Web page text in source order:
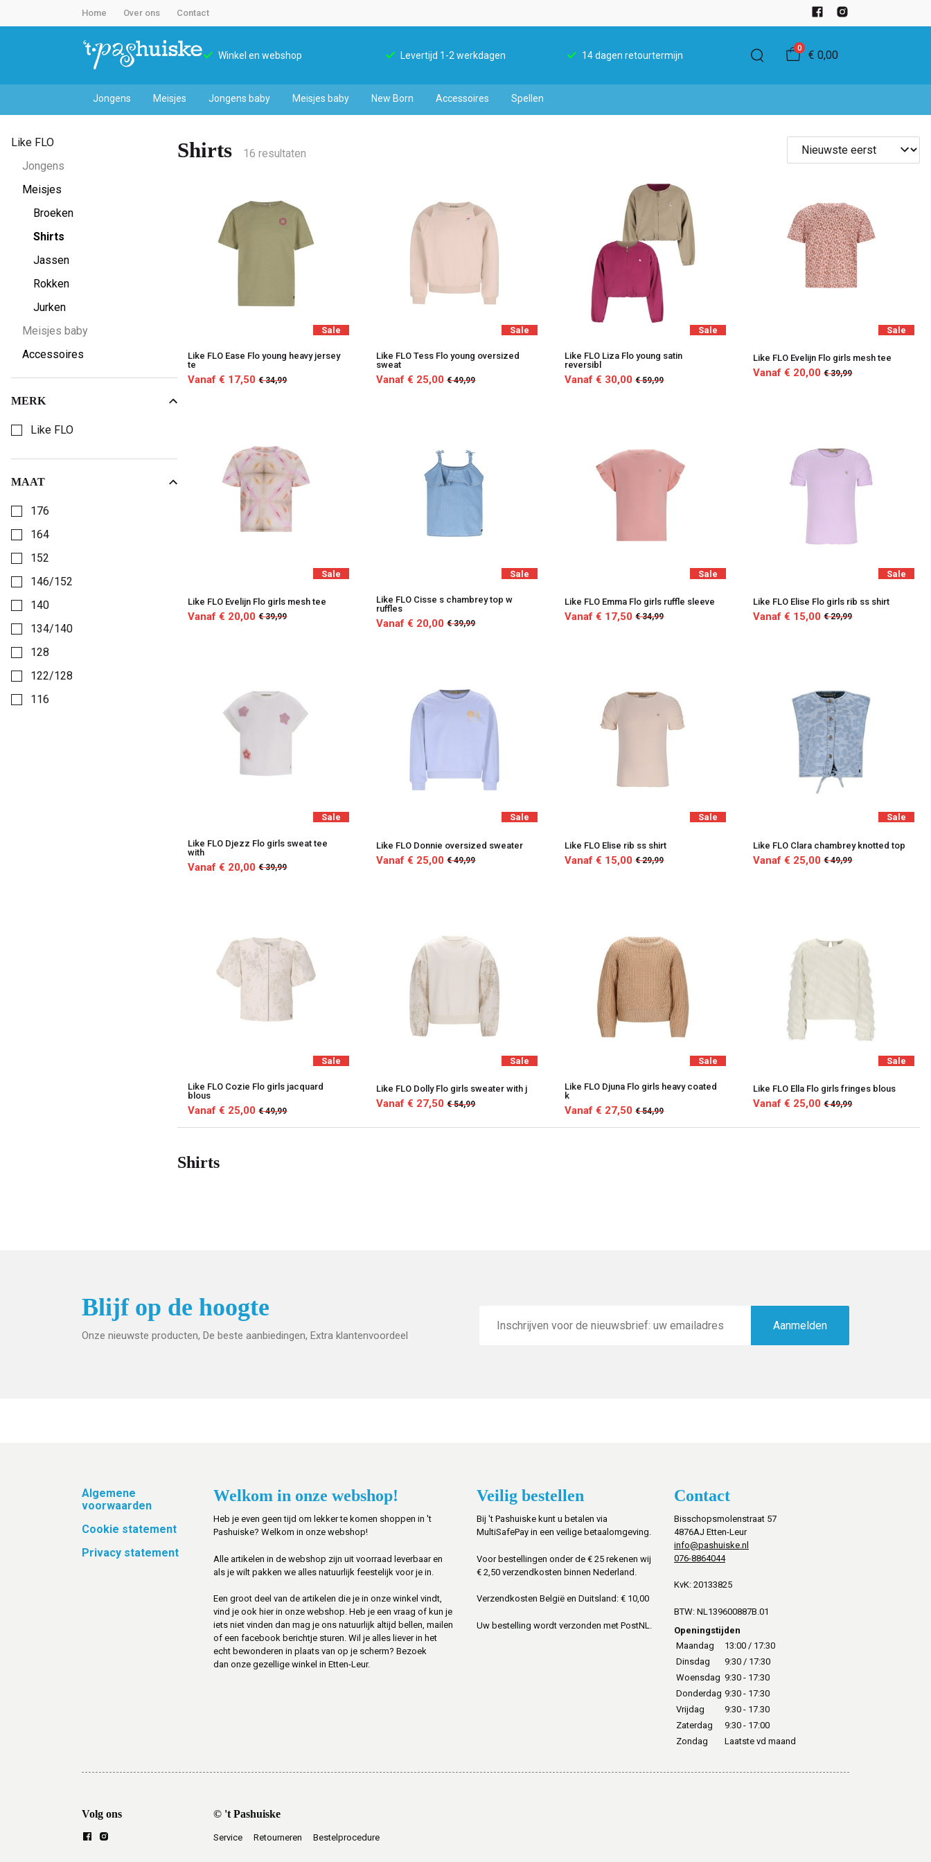
Home Over ons Contact
Winkel en webshop Levertijd 1-2 werkdagen 14 dagen retourtermijn
0
€ 0,00
Jongens Meisjes Jongens baby Meisjes baby New Born Accessoires Spellen
Shirts
Pashuiske
Like FLO
Jongens
Meisjes
Broeken
Shirts
Jassen
Rokken
Jurken
Meisjes baby
Accessoires
MERK
Like FLO
MAAT
176
164
152
146/152
140
134/140
128
122/128
116
Shirts 16 resultaten
Sale
Like FLO Ease Flo young heavy jersey
te
Vanaf € 17,50 € 34,99
Sale
Like FLO Tess Flo young oversized
sweat
Vanaf € 25,00 € 49,99
Sale
Like FLO Liza Flo young satin
reversibl
Vanaf € 30,00 € 59,99
Sale
Like FLO Evelijn Flo girls mesh tee
Vanaf € 20,00 € 39,99
Sale
Like FLO Evelijn Flo girls mesh tee
Vanaf € 20,00 € 39,99
Sale
Like FLO Cisse s chambrey top w
ruffles
Vanaf € 20,00 € 39,99
Sale
Like FLO Emma Flo girls ruffle sleeve
Vanaf € 17,50 € 34,99
Sale
Like FLO Elise Flo girls rib ss shirt
Vanaf € 15,00 € 29,99
Sale
Like FLO Djezz Flo girls sweat tee
with
Vanaf € 20,00 € 39,99
Sale
Like FLO Donnie oversized sweater
Vanaf € 25,00 € 49,99
Sale
Like FLO Elise rib ss shirt
Vanaf € 15,00 € 29,99
Sale
Like FLO Clara chambrey knotted top
Vanaf € 25,00 € 49,99
Sale
Like FLO Cozie Flo girls jacquard
blous
Vanaf € 25,00 € 49,99
Sale
Like FLO Dolly Flo girls sweater with j
Vanaf € 27,50 € 54,99
Sale
Like FLO Djuna Flo girls heavy coated
k
Vanaf € 27,50 € 54,99
Sale
Like FLO Ella Flo girls fringes blous
Vanaf € 25,00 € 49,99
Shirts
Blijf op de hoogte
Onze nieuwste producten, De beste aanbiedingen, Extra klantenvoordeel
mailadres
Aanmelden
Footer
Algemene
voorwaarden
Cookie statement
Privacy statement
Welkom in onze webshop!
Heb je even geen tijd om lekker te komen shoppen in 't
Pashuiske? Welkom in onze webshop!
Alle artikelen in de webshop zijn uit voorraad leverbaar en
als je wilt pakken we alles natuurlijk feestelijk voor je in.
Een groot deel van de artikelen die je in onze winkel vindt,
vind je ook hier in onze webshop. Heb je een vraag of kun je
iets niet vinden dan mag je ons natuurlijk altijd bellen, mailen
of een facebook berichtje sturen. Wil je alles liever in het
echt bewonderen in plaats van op je scherm? Bezoek
dan onze gezellige winkel in Etten-Leur.
Veilig bestellen
Bij 't Pashuiske kunt u betalen via
MultiSafePay in een veilige betaalomgeving.
Voor bestellingen onder de € 25 rekenen wij
€ 2,50 verzendkosten binnen Nederland.
Verzendkosten België en Duitsland: € 10,00
Uw bestelling wordt verzonden met PostNL.
Contact
Bisschopsmolenstraat 57
4876AJ Etten-Leur
info@pashuiske.nl
076-8864044
KvK: 20133825
BTW: NL139600887B.01
Openingstijden
Maandag
13:00 / 17:30
Dinsdag
9:30 / 17:30
Woensdag 9:30 - 17:30
Donderdag 9:30 - 17:30
Vrijdag
9:30 - 17.30
Zaterdag
9:30 - 17:00
Zondag
Laatste vd maand
Volg ons © 't Pashuiske
Service Retourneren Bestelprocedure